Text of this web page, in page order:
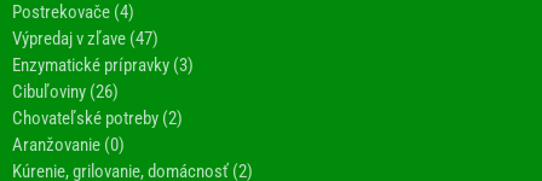
Postrekovače (4)
Výpredaj v zľave (47)
Enzymatické prípravky (3)
Cibuľoviny (26)
Chovateľské potreby (2)
Aranžovanie (0)
Kúrenie, grilovanie, domácnosť (2)